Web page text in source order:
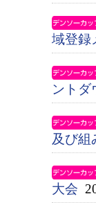
域登録
ントダ
及び組
大会